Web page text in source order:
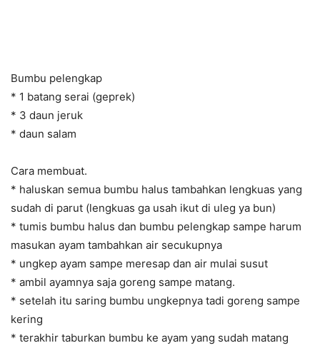
Bumbu pelengkap
* 1 batang serai (geprek)
* 3 daun jeruk
* daun salam
Cara membuat.
* haluskan semua bumbu halus tambahkan lengkuas yang
sudah di parut (lengkuas ga usah ikut di uleg ya bun)
* tumis bumbu halus dan bumbu pelengkap sampe harum
masukan ayam tambahkan air secukupnya
* ungkep ayam sampe meresap dan air mulai susut
* ambil ayamnya saja goreng sampe matang.
* setelah itu saring bumbu ungkepnya tadi goreng sampe
kering
* terakhir taburkan bumbu ke ayam yang sudah matang